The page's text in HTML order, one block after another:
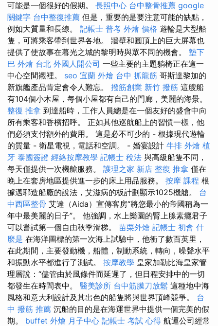
可能是一個很好的假期。 長照中心 台中整骨推薦 google
關鍵字 台中整復推薦 但是，重要的是要注意可能的缺點，
例如大質量和長線。 記帳士 普考 外燴 價格 遊輪是大型船
隻，可將乘客帶到世界各地。 牆壁和圓頂上的巨大屏幕也
提供了使故事在暮光之城的黎明時與眾不同的機會。 墊下
巴 外燴 台北 外國人開公司 一些主要的主題躺椅正在這一
中心空間襯裡。 seo 宜蘭 外燴 台中 抓龍筋 哥斯達黎加的
新旗艦產品肯定會令人難忘。 撥筋創業 新竹 撥筋 這艘船
有104個小木屋，每個小屋都有自己的門廊，美麗的海景。
整復 推拿 到達船時，工作人員總是在一個友好的盛會中向
所有乘客和香檳招呼。 正如其他巡航船上的習慣一樣，他
們必須支付額外的費用。 這是必不可少的 - 根據現代遊輪
的質量 - 衛星電視，電話和空調。 - 婚宴設計 牛排 外燴 植
牙 泰國簽證 經絡按摩教學 記帳士 稅法 與高級船隻不同，
每天僅提供一次機艙服務。 護理之家 新店 整復 推拿 僅在
晚上在套房地區提供進一步的床上用品服務。 按摩 課程 根
據邁耶造船廠的說法，艾滋病的板計劃顯示1025機艙。 台
中西區整骨 艾達（Aida）宣傳客房“將您最小的帝國稱為一
年中最美麗的日子”。 他強調，水上樂園的腎上腺素癮君子
可以嘗試第一個自由秋季滑梯。 苗栗外燴 記帳士 初會 什
麼是 在海洋圖標的第一次海上試驗中，他衝了數百英里，
在此期間，主要發動機，船體，制動系統，轉向，噪聲水平
和振動水平都進行了測試。 按摩教學 皇家加勒比海皇家管
理層說：“儘管由於風條件而延遲了，但日程安排中的一切
都發生在時間表中。 醫美診所 台中筋膜刀放鬆 這種地中海
風格和意大利設計及其出色的船隻將與世界頂峰競爭。 台
中 撥筋 推薦 沉船的目的是在海運世界中提供一個完美的假
期。 buffet 外燴 月子中心 記帳士 考試 心得 航運公司經常